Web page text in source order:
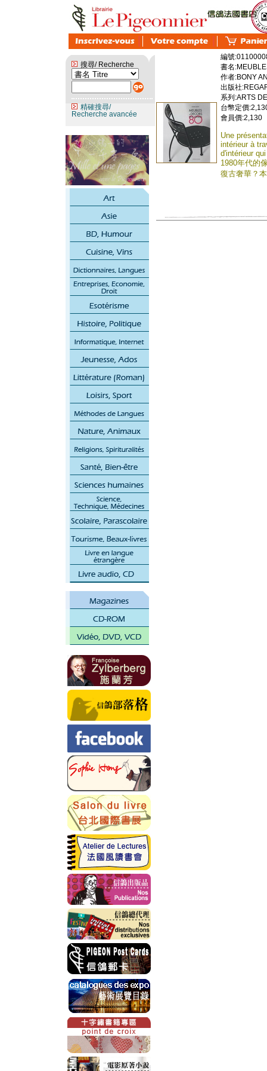
搜尋/ Recherche
精確搜尋/
Recherche avancée
編號
書名
作者:BONY
出版社
系列:ARTS
台幣定價
會員價:2,130
Une
intérieur à
d'intérieur
1980年代的
復古奢華？